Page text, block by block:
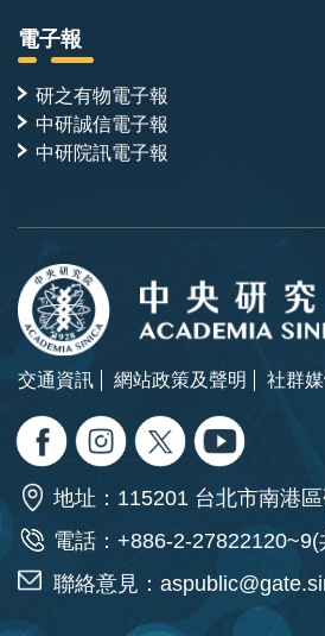
電子報
研之有物電子報
中研誠信電子報
中研院訊電子報
交通資訊 網站政策及聲明 社群
地址：115201 台北市南港
電話：+886-2-27822120~9(
聯絡意見：